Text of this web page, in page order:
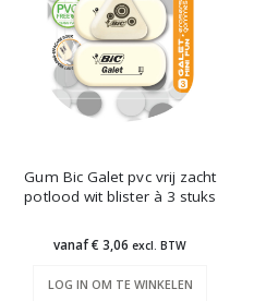
Gum Bic Galet pvc vrij zacht
potlood wit blister à 3 stuks
vanaf € 3,06excl. BTW
LOG IN OM TE WINKELEN